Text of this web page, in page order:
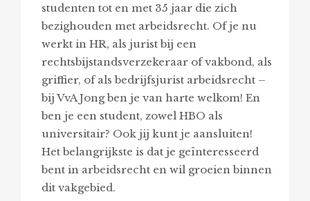
studenten tot en met 35 jaar die zich
bezighouden met arbeidsrecht. Of je nu
werkt in HR, als jurist bij een
rechtsbijstandsverzekeraar of vakbond, als
griffier, of als bedrijfsjurist arbeidsrecht –
bij VvA Jong ben je van harte welkom! En
ben je een student, zowel HBO als
universitair? Ook jij kunt je aansluiten!
Het belangrijkste is dat je geïnteresseerd
bent in arbeidsrecht en wil groeien binnen
dit vakgebied.